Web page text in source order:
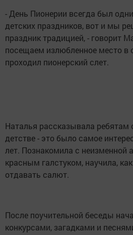
- День Пионерии всегда был
детских праздников, вот и мы
праздник традицией, - говорит
посещаем излюбленное место в
проходил пионерский слет.
Наталья рассказывала ребятам
детстве - это было самое
лет. Познакомила с неизменной
красным галстуком, научила,
отдавать салют.
После поучительной беседы
конкурсами, загадками и